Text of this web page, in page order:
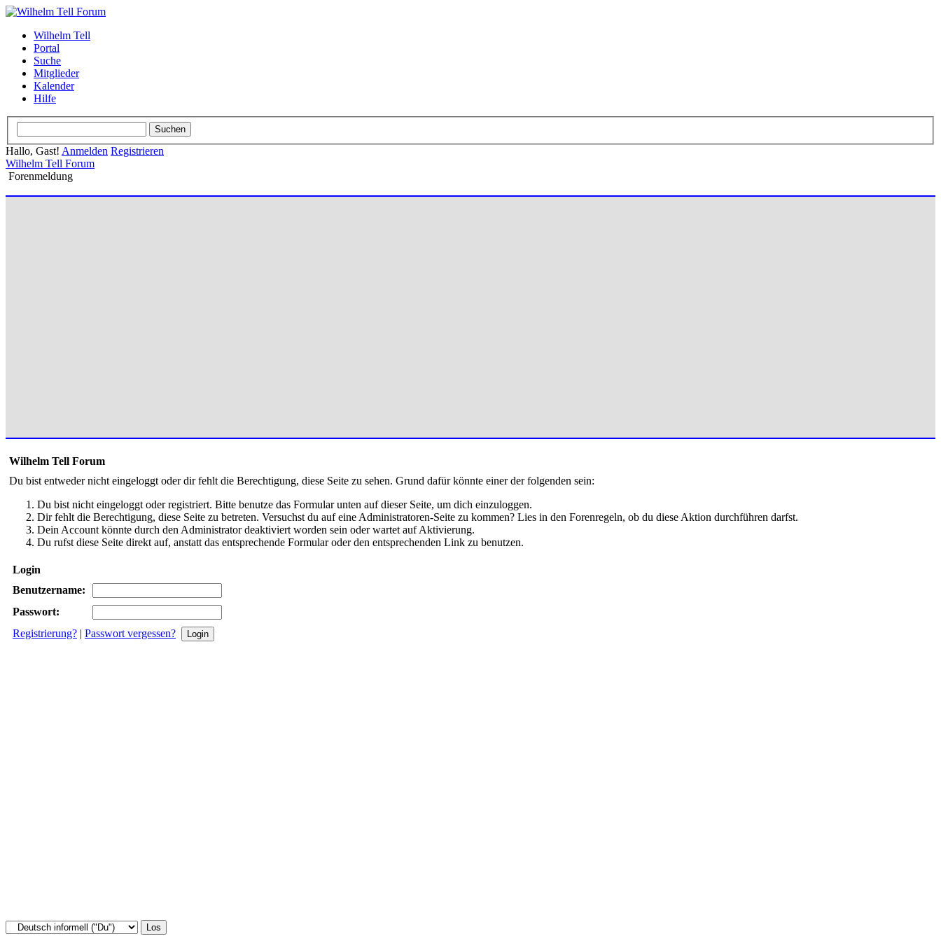
Wilhelm Tell
Portal
Suche
Mitglieder
Kalender
Hilfe
Hallo, Gast! Anmelden Registrieren
Wilhelm Tell Forum
Forenmeldung
Wilhelm Tell Forum
Du bist entweder nicht eingeloggt oder dir fehlt die Berechtigung, diese Seite zu sehen. Grund dafür könnte einer der folgenden sein:
Du bist nicht eingeloggt oder registriert. Bitte benutze das Formular unten auf dieser Seite, um dich einzuloggen.
Dir fehlt die Berechtigung, diese Seite zu betreten. Versuchst du auf eine Administratoren-Seite zu kommen? Lies in den Forenregeln, ob du diese Aktion durchführen darfst.
Dein Account könnte durch den Administrator deaktiviert worden sein oder wartet auf Aktivierung.
Du rufst diese Seite direkt auf, anstatt das entsprechende Formular oder den entsprechenden Link zu benutzen.
Login
Benutzername:
Passwort:
Registrierung? | Passwort vergessen?